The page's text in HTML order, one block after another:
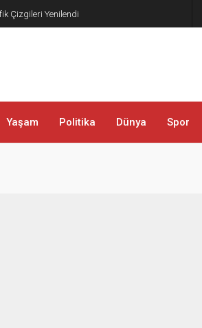
Çizgileri Yenilendi
Yaşam Politika Dünya Spor